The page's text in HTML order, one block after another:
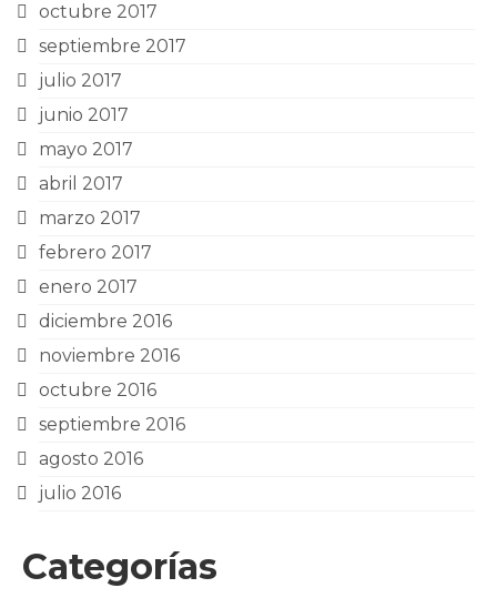
octubre 2017
septiembre 2017
julio 2017
junio 2017
mayo 2017
abril 2017
marzo 2017
febrero 2017
enero 2017
diciembre 2016
noviembre 2016
octubre 2016
septiembre 2016
agosto 2016
julio 2016
Categorías